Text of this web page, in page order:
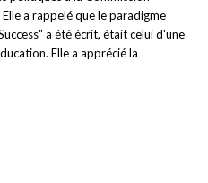
a rappelé que le paradigme
a été écrit, était celui d'une
Elle a apprécié la